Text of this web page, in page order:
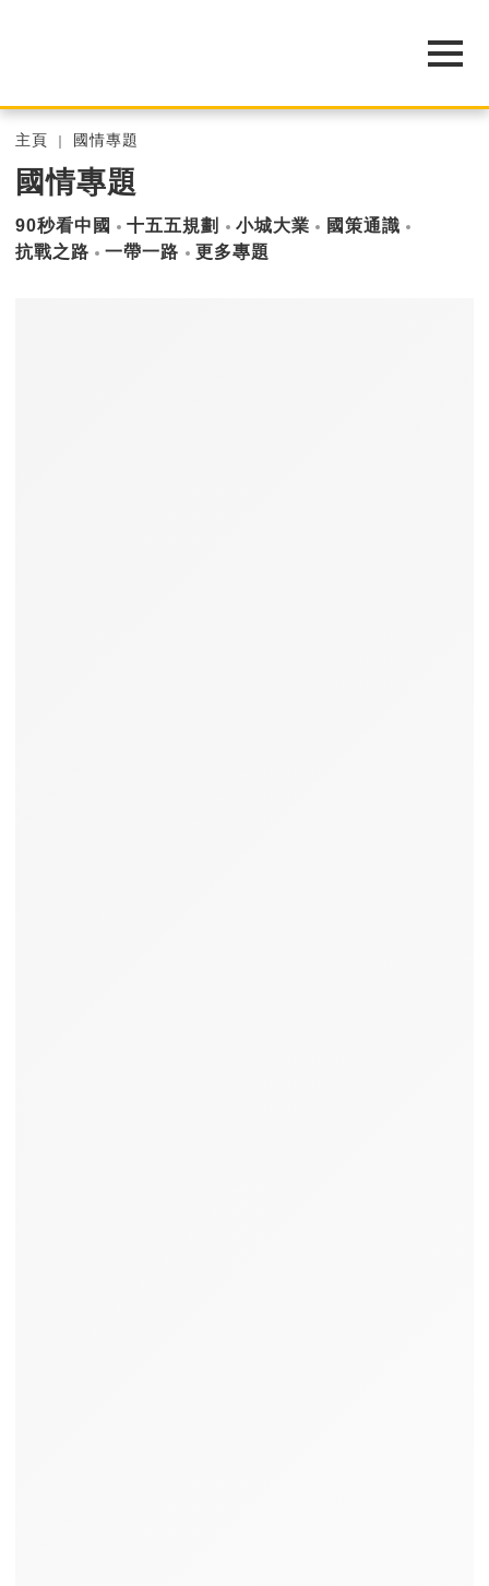
主頁 國情專題
國情專題
90秒看中國 十五五規劃 小城大業
國策通識
抗戰之路
一帶一路 更多專題